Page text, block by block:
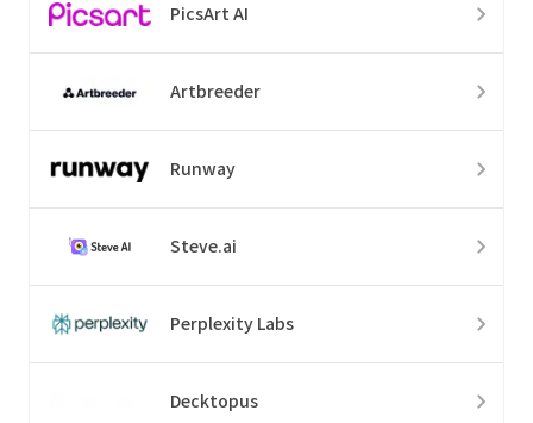
PicsArt AI
Artbreeder
Runway
Steve.ai
Perplexity Labs
Decktopus